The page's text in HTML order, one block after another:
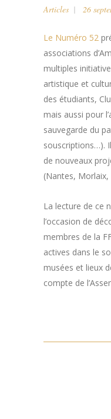
Articles 26
Le Numéro 52
associations
multiples
artistique et
des étudiants,
mais aussi pour
sauvegarde du
souscriptions…).
de nouveaux
(Nantes,
La lecture de ce
l’occasion de
membres de la
actives dans le
musées et lieux
compte de